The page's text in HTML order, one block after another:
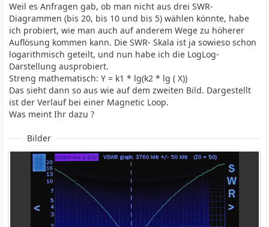
Weil es Anfragen gab, ob man nicht aus drei SWR-
Diagrammen (bis 20, bis 10 und bis 5) wählen könnte, habe
ich probiert, wie man auch auf anderem Wege zu höherer
Auflösung kommen kann. Die SWR- Skala ist ja sowieso schon
logarithmisch geteilt, und nun habe ich die LogLog-
Darstellung ausprobiert.
Streng mathematisch: Y = k1 * lg(k2 * lg ( X))
Das sieht dann so aus wie auf dem zweiten Bild. Dargestellt
ist der Verlauf bei einer Magnetic Loop.
Was meint Ihr dazu ?
Bilder